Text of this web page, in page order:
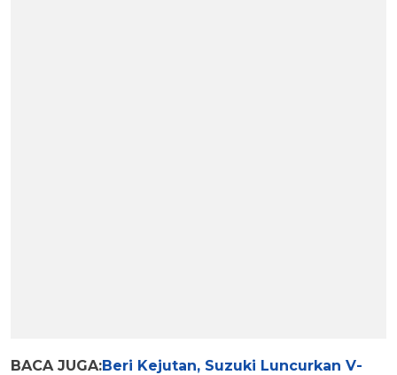
BACA JUGA:Beri Kejutan, Suzuki Luncurkan V-